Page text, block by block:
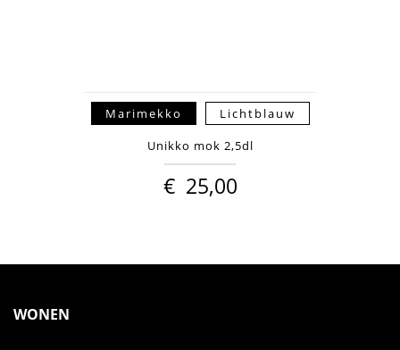
Marimekko Lichtblauw
Unikko mok 2,5dl
€ 25,00
WONEN